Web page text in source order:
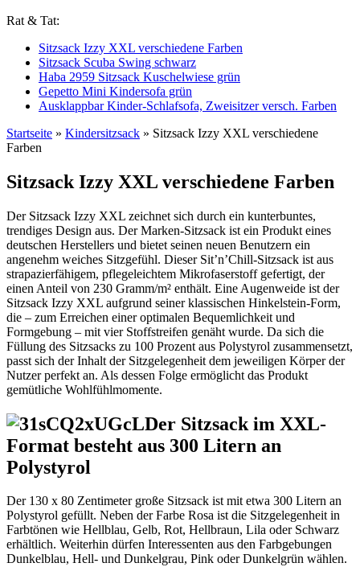
Rat & Tat:
Sitzsack Izzy XXL verschiedene Farben
Sitzsack Scuba Swing schwarz
Haba 2959 Sitzsack Kuschelwiese grün
Gepetto Mini Kindersofa grün
Ausklappbar Kinder-Schlafsofa, Zweisitzer versch. Farben
Startseite » Kindersitzsack » Sitzsack Izzy XXL verschiedene
Farben
Sitzsack Izzy XXL verschiedene Farben
Der Sitzsack Izzy XXL zeichnet sich durch ein kunterbuntes,
trendiges Design aus. Der Marken-Sitzsack ist ein Produkt eines
deutschen Herstellers und bietet seinen neuen Benutzern ein
angenehm weiches Sitzgefühl. Dieser Sit’n’Chill-Sitzsack ist aus
strapazierfähigem, pflegeleichtem Mikrofaserstoff gefertigt, der
einen Anteil von 230 Gramm/m² enthält. Eine Augenweide ist der
Sitzsack Izzy XXL aufgrund seiner klassischen Hinkelstein-Form,
die – zum Erreichen einer optimalen Bequemlichkeit und
Formgebung – mit vier Stoffstreifen genäht wurde. Da sich die
Füllung des Sitzsacks zu 100 Prozent aus Polystyrol zusammensetzt,
passt sich der Inhalt der Sitzgelegenheit dem jeweiligen Körper der
Nutzer perfekt an. Als dessen Folge ermöglicht das Produkt
gemütliche Wohlfühlmomente.
Der Sitzsack im XXL-
Format besteht aus 300 Litern an
Polystyrol
Der 130 x 80 Zentimeter große Sitzsack ist mit etwa 300 Litern an
Polystyrol gefüllt. Neben der Farbe Rosa ist die Sitzgelegenheit in
Farbtönen wie Hellblau, Gelb, Rot, Hellbraun, Lila oder Schwarz
erhältlich. Weiterhin dürfen Interessenten aus den Farbgebungen
Dunkelblau, Hell- und Dunkelgrau, Pink oder Dunkelgrün wählen.